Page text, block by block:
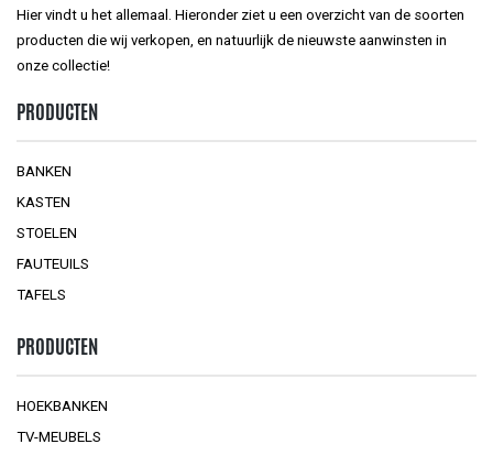
Hier vindt u het allemaal. Hieronder ziet u een overzicht van de soorten
producten die wij verkopen, en natuurlijk de nieuwste aanwinsten in
onze collectie!
PRODUCTEN
BANKEN
KASTEN
STOELEN
FAUTEUILS
TAFELS
PRODUCTEN
HOEKBANKEN
TV-MEUBELS